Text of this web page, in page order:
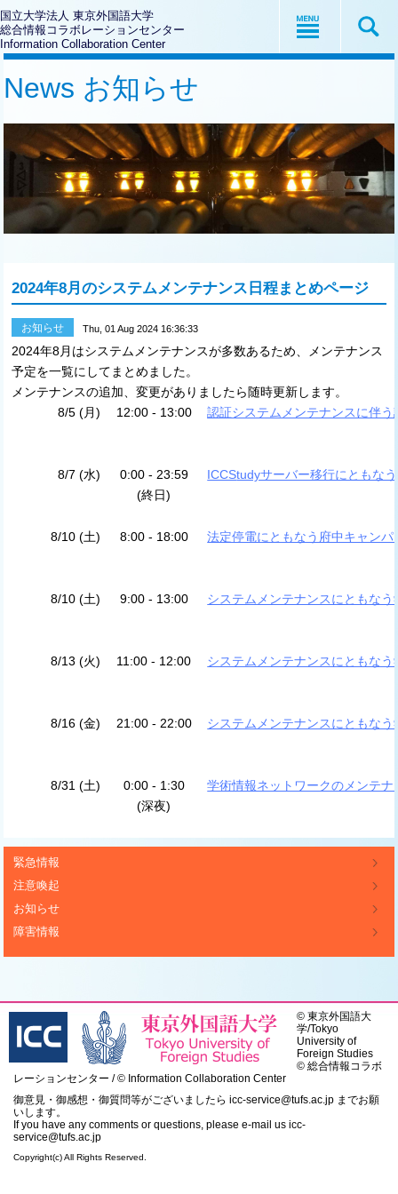
国立大学法人 東京外国語大学
総合情報コラボレーションセンター
Information Collaboration Center
News お知らせ
2024年8月のシステムメンテナンス日程まとめページ
お知らせ Thu, 01 Aug 2024 16:36:33
2024年8月はシステムメンテナンスが多数あるため、メンテナンス
予定を一覧にしてまとめました。
メンテナンスの追加、変更がありましたら随時更新します。
8/5 (月)
12:00 - 13:00 認証システムメンテナンスに伴
8/7 (水)
0:00 - 23:59
(終日)
ICCStudyサーバー移行にともな
8/10 (土) 8:00 - 18:00 法定停電にともなう府中キャン
8/10 (土) 9:00 - 13:00 システムメンテナンスにともな
8/13 (火) 11:00 - 12:00 システムメンテナンスにともな
8/16 (金) 21:00 - 22:00 システムメンテナンスにともな
8/31 (土)
0:00 - 1:30
(深夜)
学術情報ネットワークのメンテナ
緊急情報
注意喚起
お知らせ
障害情報
©東京外国語大
学/Tokyo
University of
Foreign Studies
© 総合情報コラボ
レーションセンター / © Information Collaboration Center
御意見・御感想・御質問等がございましたらicc-service@tufs.ac.jp までお願
いします。
If you have any comments or questions, please e-mail usicc-
service@tufs.ac.jp
Copyright(c) All Rights Reserved.